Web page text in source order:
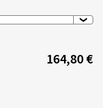
164,80 €